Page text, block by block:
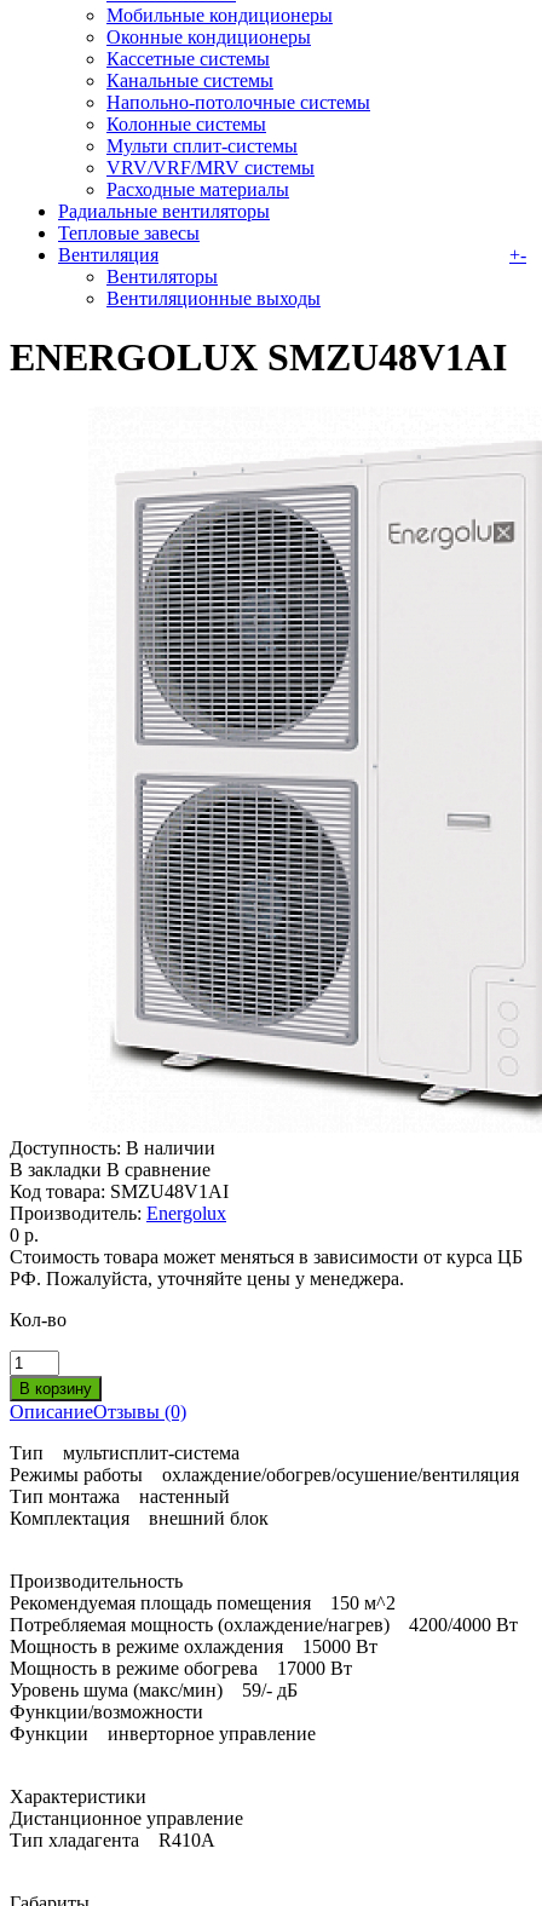
Мобильные кондиционеры
Оконные кондиционеры
Кассетные системы
Канальные системы
Напольно-потолочные системы
Колонные системы
Мульти сплит-системы
VRV/VRF/MRV системы
Расходные материалы
Радиальные вентиляторы
Тепловые завесы
Вентиляция
+-
Вентиляторы
Вентиляционные выходы
ENERGOLUX SMZU48V1AI
Доступность: В наличии
В закладки В сравнение
Код товара: SMZU48V1AI
Производитель: Energolux
0 р.
Стоимость товара может меняться в зависимости от курса ЦБ
РФ. Пожалуйста, уточняйте цены у менеджера.
Кол-во
ОписаниеОтзывы (0)
Тип мультисплит-система
Режимы работы охлаждение/обогрев/осушение/вентиляция
Тип монтажа настенный
Комплектация внешний блок
Производительность
Рекомендуемая площадь помещения 150 м^2
Потребляемая мощность (охлаждение/нагрев) 4200/4000 Вт
Мощность в режиме охлаждения 15000 Вт
Мощность в режиме обогрева 17000 Вт
Уровень шума (макс/мин) 59/- дБ
Функции/возможности
Функции инверторное управление
Характеристики
Дистанционное управление
Тип хладагента R410А